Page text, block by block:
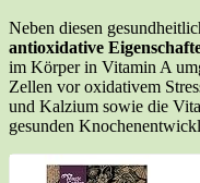
Neben diesen
antioxidative
im Körper in Vitamin A
Zellen vor oxidativem
und Kalzium sowie die
gesunden